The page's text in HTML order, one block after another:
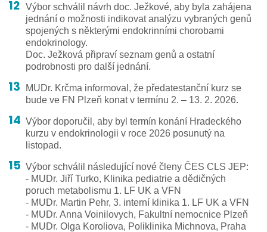
Výbor schválil návrh doc. Ježkové, aby byla zahájena
jednání o možnosti indikovat analýzu vybraných genů
spojených s některými endokrinními chorobami
endokrinology.
Doc. Ježková připraví seznam genů a ostatní
podrobnosti pro další jednání.
MUDr. Krčma informoval, že předatestanční kurz se
bude ve FN Plzeň konat v termínu 2. – 13. 2. 2026.
Výbor doporučil, aby byl termín konání Hradeckého
kurzu v endokrinologii v roce 2026 posunutý na
listopad.
Výbor schválil následující nové členy ČES CLS JEP:
- MUDr. Jiří Turko, Klinika pediatrie a dědičných
poruch metabolismu 1. LF UK a VFN
- MUDr. Martin Pehr, 3. interní klinika 1. LF UK a VFN
- MUDr. Anna Voinilovych, Fakultní nemocnice Plzeň
- MUDr. Olga Koroliova, Poliklinika Michnova, Praha